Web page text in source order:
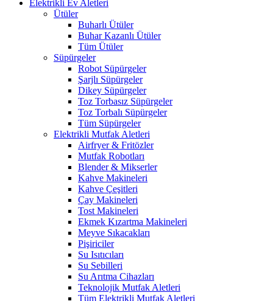
Elektrikli Ev Aletleri
Ütüler
Buharlı Ütüler
Buhar Kazanlı Ütüler
Tüm Ütüler
Süpürgeler
Robot Süpürgeler
Şarjlı Süpürgeler
Dikey Süpürgeler
Toz Torbasız Süpürgeler
Toz Torbalı Süpürgeler
Tüm Süpürgeler
Elektrikli Mutfak Aletleri
Airfryer & Fritözler
Mutfak Robotları
Blender & Mikserler
Kahve Makineleri
Kahve Çeşitleri
Çay Makineleri
Tost Makineleri
Ekmek Kızartma Makineleri
Meyve Sıkacakları
Pişiriciler
Su Isıtıcıları
Su Sebilleri
Su Arıtma Cihazları
Teknolojik Mutfak Aletleri
Tüm Elektrikli Mutfak Aletleri